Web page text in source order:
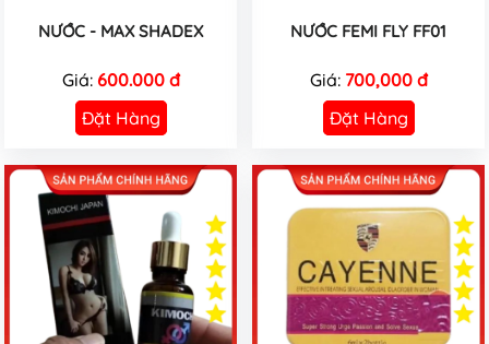
NƯỚC - MAX SHADEX
Giá: 600.000 đ
Đặt Hàng
NƯỚC FEMI FLY FF01
Giá: 700,000 đ
Đặt Hàng